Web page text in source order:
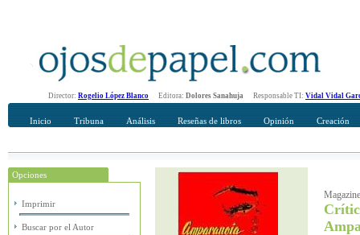
Director: Rogelio López Blanco Editora: Dolores Sanahuja Responsable TI: Vidal Vidal
Inicio Tribuna Análisis Reseñas de libros Opinión Creación
Opciones
Imprimir
Buscar por el Autor
Recomendar
Su nombre Completo